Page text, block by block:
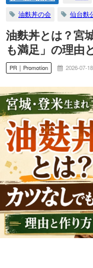
油麩丼の会
仙台麩
油麩丼とは？宮
も満足」の理由
PR｜Promotion 2026-07-18